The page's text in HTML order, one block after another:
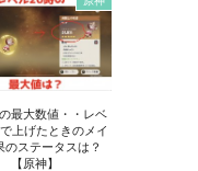
最大数値・・レベ
上げたときのメイ
のステータスは？
【原神】